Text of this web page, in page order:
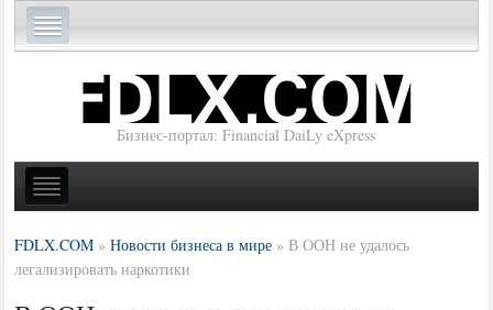
Бизнес-портал: Financial DaiLy eXpress
FDLX.COM »Новости бизнеса в мире »В ООН не удалось
легализировать наркотики